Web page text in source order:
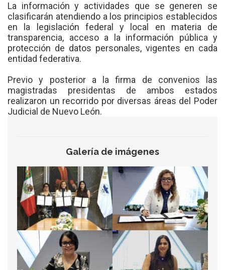
La información y actividades que se generen se
clasificarán atendiendo a los principios establecidos
en la legislación federal y local en materia de
transparencia, acceso a la información pública y
protección de datos personales, vigentes en cada
entidad federativa.
Previo y posterior a la firma de convenios las
magistradas presidentas de ambos estados
realizaron un recorrido por diversas áreas del Poder
Judicial de Nuevo León.
Galería de imágenes